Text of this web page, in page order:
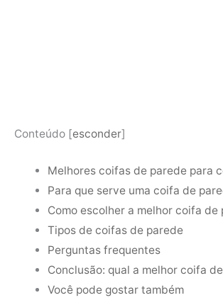
Conteúdo [esconder]
Melhores coifas de parede para
Para que serve uma coifa de
Como escolher a melhor coifa de
Tipos de coifas de parede
Perguntas frequentes
Conclusão: qual a melhor coifa
Você pode gostar também